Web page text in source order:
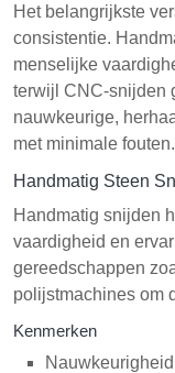
Het belangrijkste
consistentie.
menselijke
terwijl CNC-snijden
nauwkeurige,
met minimale fouten.
Handmatig Steen
Handmatig snijden
vaardigheid en
gereedschappen
polijstmachines om
Kenmerken